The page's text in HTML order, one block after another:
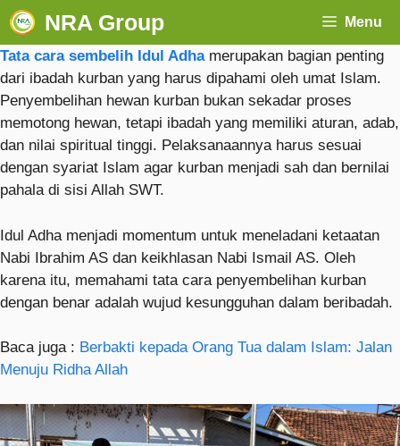
NRA Group Menu
Tata cara sembelih Idul Adhamerupakan bagian penting
dari ibadah kurban yang harus dipahami oleh umat Islam.
Penyembelihan hewan kurban bukan sekadar proses
memotong hewan, tetapi ibadah yang memiliki aturan, adab,
dan nilai spiritual tinggi. Pelaksanaannya harus sesuai
dengan syariat Islam agar kurban menjadi sah dan bernilai
pahala di sisi Allah SWT.
Idul Adha menjadi momentum untuk meneladani ketaatan
Nabi Ibrahim AS dan keikhlasan Nabi Ismail AS. Oleh
karena itu, memahami tata cara penyembelihan kurban
dengan benar adalah wujud kesungguhan dalam beribadah.
Baca juga : Berbakti kepada Orang Tua dalam Islam: Jalan
Menuju Ridha Allah